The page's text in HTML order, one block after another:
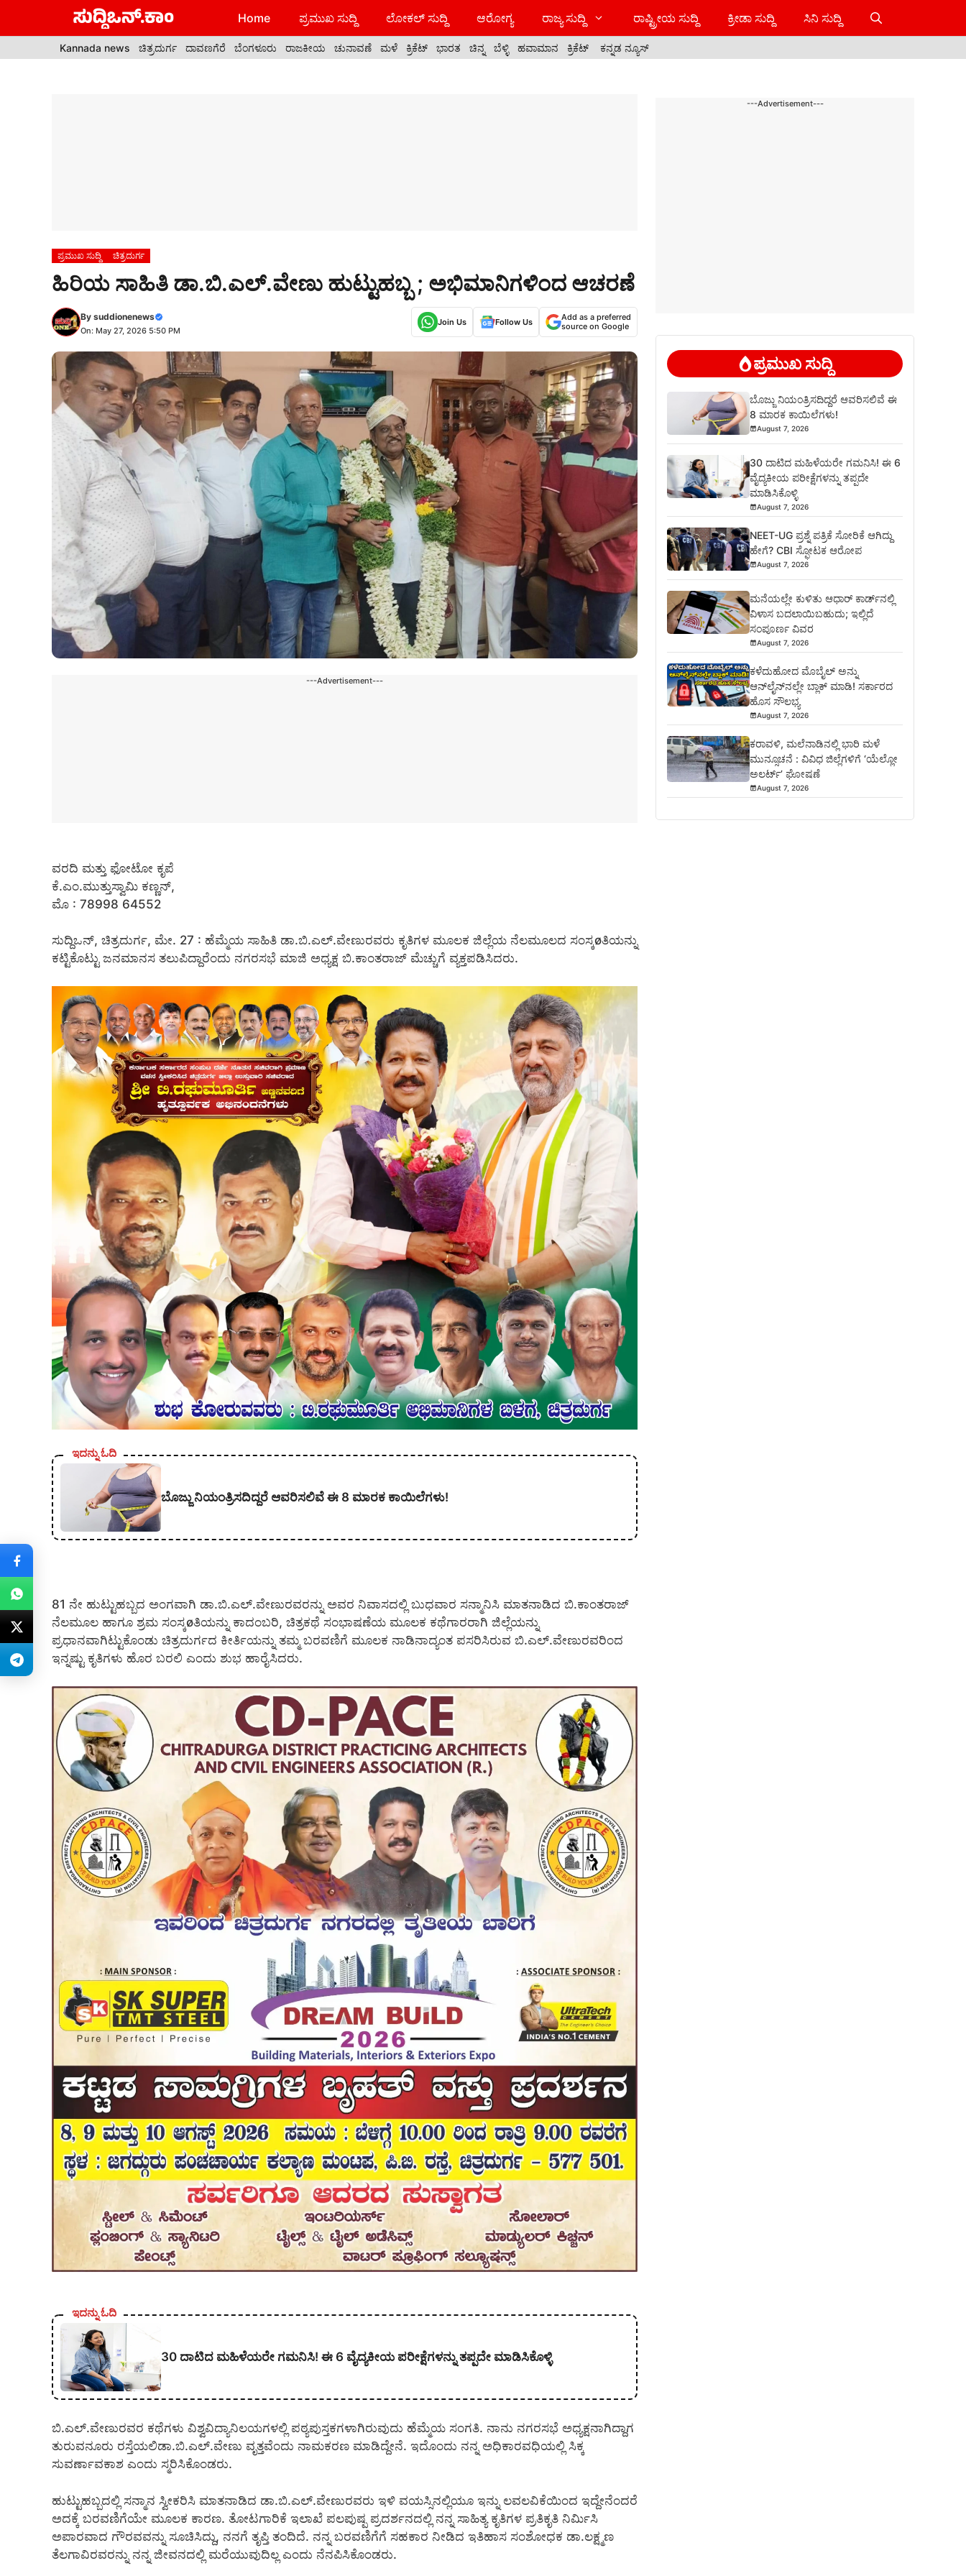
Home ಪ್ರಮುಖ ಸುದ್ದಿ ಲೋಕಲ್ ಸುದ್ದಿ ಆರೋಗ್ಯ ರಾಜ್ಯ ಸುದ್ದಿ ರಾಷ್ಟ್ರೀಯ ಸುದ್ದಿ ಕ್ರೀಡಾ ಸುದ್ದಿ ಸಿನಿ ಸುದ್ದಿ
Kannada news ಚಿತ್ರದುರ್ಗ ದಾವಣಗೆರೆ ಬೆಂಗಳೂರು ರಾಜಕೀಯ ಚುನಾವಣೆ ಮಳೆ ಕ್ರಿಕೆಟ್ ಭಾರತ ಚಿನ್ನ ಬೆಳ್ಳಿ ಹವಾಮಾನ ಕ್ರಿಕೆಟ್ ಕನ್ನಡ ನ್ಯೂಸ್
ಪ್ರಮುಖ ಸುದ್ದಿ ಚಿತ್ರದುರ್ಗ
ಹಿರಿಯ ಸಾಹಿತಿ ಡಾ.ಬಿ.ಎಲ್.ವೇಣು ಹುಟ್ಟುಹಬ್ಬ ; ಅಭಿಮಾನಿಗಳಿಂದ ಆಚರಣೆ
By suddionenews
On: May 27, 2026 5:50 PM
Join Us Follow Us
Add as a preferred
source on Google
---Advertisement---
ವರದಿ ಮತ್ತು ಫೋಟೋ ಕೃಪೆ
ಕೆ.ಎಂ.ಮುತ್ತುಸ್ವಾಮಿ ಕಣ್ಣನ್,
ಮೊ : 78998 64552
ಸುದ್ದಿಒನ್, ಚಿತ್ರದುರ್ಗ, ಮೇ. 27 : ಹೆಮ್ಮೆಯ ಸಾಹಿತಿ ಡಾ.ಬಿ.ಎಲ್.ವೇಣುರವರು ಕೃತಿಗಳ ಮೂಲಕ ಜಿಲ್ಲೆಯ ನೆಲಮೂಲದ ಸಂಸ್ಕøತಿಯನ್ನು
ಕಟ್ಟಿಕೊಟ್ಟು ಜನಮಾನಸ ತಲುಪಿದ್ದಾರೆಂದು ನಗರಸಭೆ ಮಾಜಿ ಅಧ್ಯಕ್ಷ ಬಿ.ಕಾಂತರಾಜ್ ಮೆಚ್ಚುಗೆ ವ್ಯಕ್ತಪಡಿಸಿದರು.
ಇದನ್ನು ಓದಿ
ಬೊಜ್ಜು ನಿಯಂತ್ರಿಸದಿದ್ದರೆ ಆವರಿಸಲಿವೆ ಈ 8 ಮಾರಕ ಕಾಯಿಲೆಗಳು!
81 ನೇ ಹುಟ್ಟುಹಬ್ಬದ ಅಂಗವಾಗಿ ಡಾ.ಬಿ.ಎಲ್.ವೇಣುರವರನ್ನು ಅವರ ನಿವಾಸದಲ್ಲಿ ಬುಧವಾರ ಸನ್ಮಾನಿಸಿ ಮಾತನಾಡಿದ ಬಿ.ಕಾಂತರಾಜ್
ನೆಲಮೂಲ ಹಾಗೂ ಶ್ರಮ ಸಂಸ್ಕøತಿಯನ್ನು ಕಾದಂಬರಿ, ಚಿತ್ರಕಥೆ ಸಂಭಾಷಣೆಯ ಮೂಲಕ ಕಥೆಗಾರರಾಗಿ ಜಿಲ್ಲೆಯನ್ನು
ಪ್ರಧಾನವಾಗಿಟ್ಟುಕೊಂಡು ಚಿತ್ರದುರ್ಗದ ಕೀರ್ತಿಯನ್ನು ತಮ್ಮ ಬರವಣಿಗೆ ಮೂಲಕ ನಾಡಿನಾದ್ಯಂತ ಪಸರಿಸಿರುವ ಬಿ.ಎಲ್.ವೇಣುರವರಿಂದ
ಇನ್ನಷ್ಟು ಕೃತಿಗಳು ಹೊರ ಬರಲಿ ಎಂದು ಶುಭ ಹಾರೈಸಿದರು.
ಇದನ್ನು ಓದಿ
30 ದಾಟಿದ ಮಹಿಳೆಯರೇ ಗಮನಿಸಿ! ಈ 6 ವೈದ್ಯಕೀಯ ಪರೀಕ್ಷೆಗಳನ್ನು ತಪ್ಪದೇ ಮಾಡಿಸಿಕೊಳ್ಳಿ
ಬಿ.ಎಲ್.ವೇಣುರವರ ಕಥೆಗಳು ವಿಶ್ವವಿದ್ಯಾನಿಲಯಗಳಲ್ಲಿ ಪಠ್ಯಪುಸ್ತಕಗಳಾಗಿರುವುದು ಹೆಮ್ಮೆಯ ಸಂಗತಿ. ನಾನು ನಗರಸಭೆ ಅಧ್ಯಕ್ಷನಾಗಿದ್ದಾಗ
ತುರುವನೂರು ರಸ್ತೆಯಲಿಡಾ.ಬಿ.ಎಲ್.ವೇಣು ವೃತ್ತವೆಂದು ನಾಮಕರಣ ಮಾಡಿದ್ದೇನೆ. ಇದೊಂದು ನನ್ನ ಅಧಿಕಾರವಧಿಯಲ್ಲಿ ಸಿಕ್ಕ
ಸುವರ್ಣಾವಕಾಶ ಎಂದು ಸ್ಮರಿಸಿಕೊಂಡರು.
ಹುಟ್ಟುಹಬ್ಬದಲ್ಲಿ ಸನ್ಮಾನ ಸ್ವೀಕರಿಸಿ ಮಾತನಾಡಿದ ಡಾ.ಬಿ.ಎಲ್.ವೇಣುರವರು ಇಳಿ ವಯಸ್ಸಿನಲ್ಲಿಯೂ ಇನ್ನು ಲವಲವಿಕೆಯಿಂದ ಇದ್ದೇನೆಂದರೆ
ಅದಕ್ಕೆ ಬರವಣಿಗೆಯೇ ಮೂಲಕ ಕಾರಣ. ತೋಟಗಾರಿಕೆ ಇಲಾಖೆ ಪಲಪುಷ್ಪ ಪ್ರದರ್ಶನದಲ್ಲಿ ನನ್ನ ಸಾಹಿತ್ಯ ಕೃತಿಗಳ ಪ್ರತಿಕೃತಿ ನಿರ್ಮಿಸಿ
ಅಪಾರವಾದ ಗೌರವವನ್ನು ಸೂಚಿಸಿದ್ದು, ನನಗೆ ತೃಪ್ತಿ ತಂದಿದೆ. ನನ್ನ ಬರವಣಿಗೆಗೆ ಸಹಕಾರ ನೀಡಿದ ಇತಿಹಾಸ ಸಂಶೋಧಕ ಡಾ.ಲಕ್ಷ್ಮಣ
ತೆಲಗಾವಿರವರನ್ನು ನನ್ನ ಜೀವನದಲ್ಲಿ ಮರೆಯುವುದಿಲ್ಲ ಎಂದು ನೆನಪಿಸಿಕೊಂಡರು.
---Advertisement---
ಪ್ರಮುಖ ಸುದ್ದಿ
ಬೊಜ್ಜು ನಿಯಂತ್ರಿಸದಿದ್ದರೆ ಆವರಿಸಲಿವೆ ಈ
8 ಮಾರಕ ಕಾಯಿಲೆಗಳು!
August 7, 2026
30 ದಾಟಿದ ಮಹಿಳೆಯರೇ ಗಮನಿಸಿ! ಈ 6
ವೈದ್ಯಕೀಯ ಪರೀಕ್ಷೆಗಳನ್ನು ತಪ್ಪದೇ
ಮಾಡಿಸಿಕೊಳ್ಳಿ
August 7, 2026
NEET-UG ಪ್ರಶ್ನೆ ಪತ್ರಿಕೆ ಸೋರಿಕೆ ಆಗಿದ್ದು
ಹೇಗೆ? CBI ಸ್ಫೋಟಕ ಆರೋಪ
August 7, 2026
ಮನೆಯಲ್ಲೇ ಕುಳಿತು ಆಧಾರ್ ಕಾರ್ಡ್‌ನಲ್ಲಿ
ವಿಳಾಸ ಬದಲಾಯಿಬಹುದು; ಇಲ್ಲಿದೆ
ಸಂಪೂರ್ಣ ವಿವರ
August 7, 2026
ಕಳೆದುಹೋದ ಮೊಬೈಲ್ ಅನ್ನು
ಆನ್‌ಲೈನ್‌ನಲ್ಲೇ ಬ್ಲಾಕ್ ಮಾಡಿ! ಸರ್ಕಾರದ
ಹೊಸ ಸೌಲಭ್ಯ
August 7, 2026
ಕರಾವಳಿ, ಮಲೆನಾಡಿನಲ್ಲಿ ಭಾರಿ ಮಳೆ
ಮುನ್ಸೂಚನೆ : ವಿವಿಧ ಜಿಲ್ಲೆಗಳಿಗೆ ‘ಯೆಲ್ಲೋ
ಅಲರ್ಟ್’ ಘೋಷಣೆ
August 7, 2026